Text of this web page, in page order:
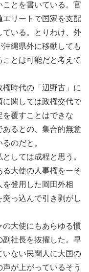
とを書いている。官
リートで国家を支配
いる。とりわけ、外
縄県外に移動しても
とは可能だと考えて
時代の「辺野古」に
に関しては政権交代で
覆すことはできな
るとの、集合的無意
のだと。
しては成程と思う。
大使の人事権をーそ
登用した岡田外相
っ込んで引き剥がし
大使にもあらゆる慣
社長を抜擢した。早
ない民間人に大国の
が上がっているそう